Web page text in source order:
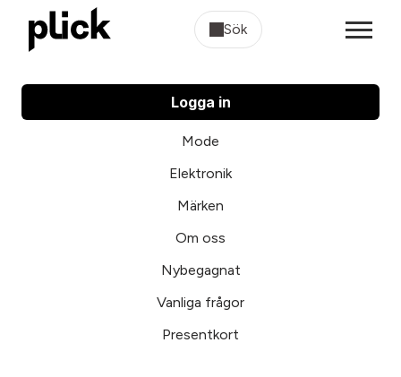
Sök
Logga in
Mode
Elektronik
Märken
Om oss
Nybegagnat
Vanliga frågor
Presentkort